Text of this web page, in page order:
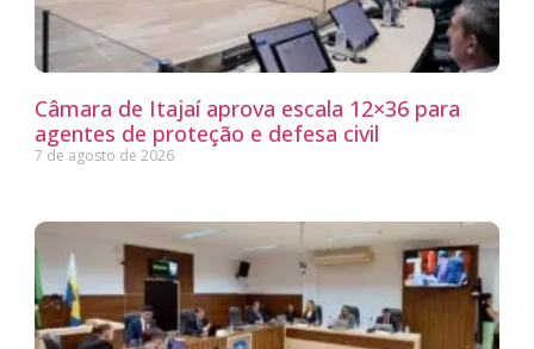
Câmara de Itajaí aprova escala 12×36 para
agentes de proteção e defesa civil
7 de agosto de 2026